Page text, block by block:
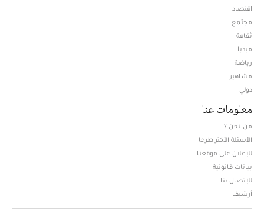
اقتصاد
مجتمع
ثقافة
ميديا
رياضة
مشاهير
دولي
معلومات عنا
من نحن ؟
الأسئلة الأكثر طرحا
للإعلان على موقعنا
بيانات قانونية
للإتصال بنا
أرشيف